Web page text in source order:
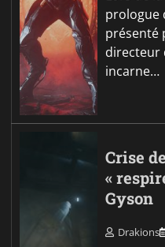
prologue
présenté
directeur
incarne…
Crise
«
Gyson
Drakions